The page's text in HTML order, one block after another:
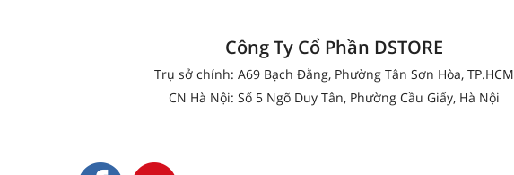
Công Ty Cổ Phần DSTORE
Trụ sở chính: A69 Bạch Đằng, Phường Tân Sơn Hòa, TP.HCM
CN Hà Nội: Số 5 Ngõ Duy Tân, Phường Cầu Giấy, Hà Nội